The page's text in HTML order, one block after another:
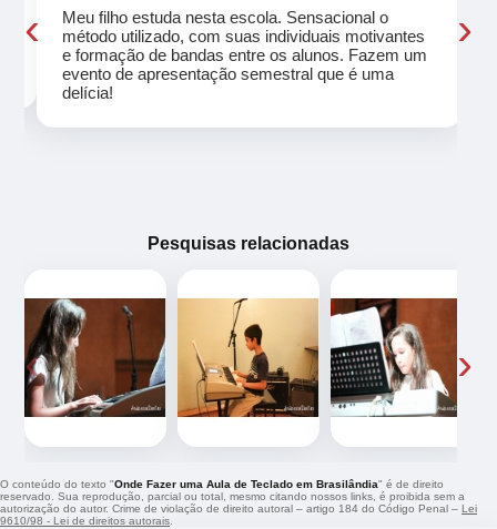
Meu filho estuda nesta escola. Sensacional o
método utilizado, com suas individuais motivantes
e formação de bandas entre os alunos. Fazem um
evento de apresentação semestral que é uma
delícia!
‹ ›
Pesquisas relacionadas
‹ ›
O conteúdo do texto "Onde Fazer uma Aula de Teclado em Brasilândia" é de direito
reservado. Sua reprodução, parcial ou total, mesmo citando nossos links, é proibida sem a
autorização do autor. Crime de violação de direito autoral – artigo 184 do Código Penal – Lei
9610/98 - Lei de direitos autorais